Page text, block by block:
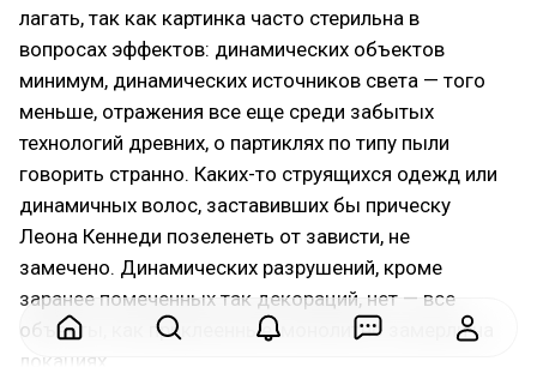
лагать, так как картинка часто стерильна в
вопросах эффектов: динамических объектов
минимум, динамических источников света — того
меньше, отражения все еще среди забытых
технологий древних, о партиклях по типу пыли
говорить странно. Каких-то струящихся одежд или
динамичных волос, заставивших бы прическу
Леона Кеннеди позеленеть от зависти, не
замечено. Динамических разрушений, кроме
заранее помеченных так декораций, нет — все
объекты, как приклеенные, монолитно замерли на
локациях.